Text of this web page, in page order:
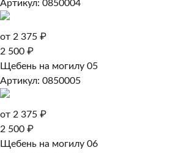
Артикул: 0850004
от 2 375 ₽
2 500 ₽
Щебень на могилу 05
Артикул: 0850005
от 2 375 ₽
2 500 ₽
Щебень на могилу 06